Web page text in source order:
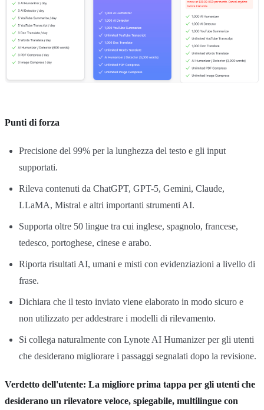
Punti di forza
Precisione del 99% per la lunghezza del testo e gli input
supportati.
Rileva contenuti da ChatGPT, GPT-5, Gemini, Claude,
LLaMA, Mistral e altri importanti strumenti AI.
Supporta oltre 50 lingue tra cui inglese, spagnolo, francese,
tedesco, portoghese, cinese e arabo.
Riporta risultati AI, umani e misti con evidenziazioni a livello di
frase.
Dichiara che il testo inviato viene elaborato in modo sicuro e
non utilizzato per addestrare i modelli di rilevamento.
Si collega naturalmente con Lynote AI Humanizer per gli utenti
che desiderano migliorare i passaggi segnalati dopo la revisione.
Verdetto dell'utente: La migliore prima tappa per gli utenti che
desiderano un rilevatore veloce, spiegabile, multilingue con